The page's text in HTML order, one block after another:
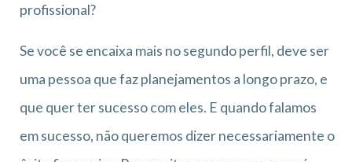
profissional?
Se você se encaixa mais no segundo perfil, deve ser
uma pessoa que faz planejamentos a longo prazo, e
que quer ter sucesso com eles. E quando falamos
em sucesso, não queremos dizer necessariamente o